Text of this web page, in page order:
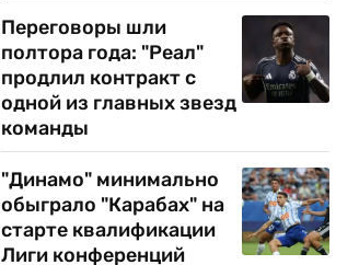
Переговоры шли
полтора года: "Реал"
продлил контракт с
одной из главных звезд
команды
"Динамо" минимально
обыграло "Карабах" на
старте квалификации
Лиги конференций